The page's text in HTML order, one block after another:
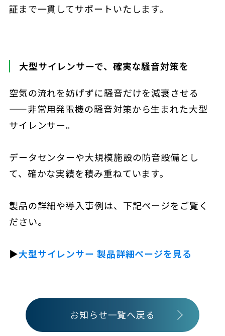
証まで一貫してサポートいたします。
大型サイレンサーで、確実な騒音対策を
空気の流れを妨げずに騒音だけを減衰させる
——非常用発電機の騒音対策から生まれた大型
サイレンサー。
データセンターや大規模施設の防音設備とし
て、確かな実績を積み重ねています。
製品の詳細や導入事例は、下記ページをご覧く
ださい。
▶︎大型サイレンサー 製品詳細ページを見る
お知らせ一覧へ戻る